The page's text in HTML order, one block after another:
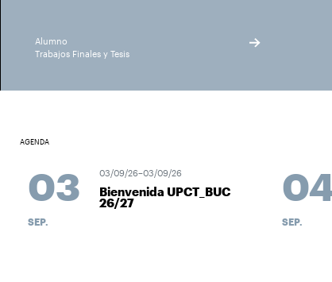
Alumno
Trabajos Finales y Tesis
AGENDA
03
SEP.
03/09/26–03/09/26
Bienvenida UPCT_BUC
26/27 04
SEP.